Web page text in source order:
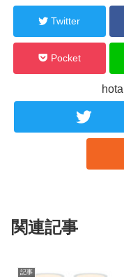
Twitter
Pocket
関連記事
記事